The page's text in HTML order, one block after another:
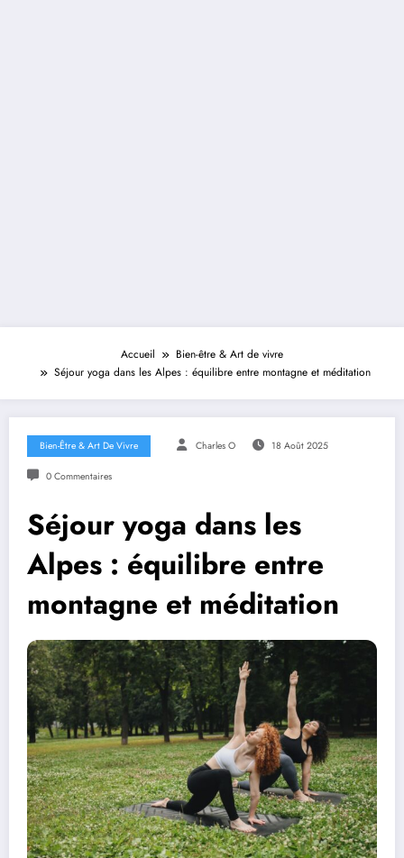
Accueil
Bien-être & Art de vivre
Séjour yoga dans les Alpes : équilibre entre montagne et méditation
Bien-Être & Art De Vivre Charles O 18 Août 2025
0 Commentaires
Séjour yoga dans les
Alpes : équilibre entre
montagne et méditation